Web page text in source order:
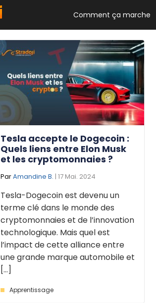
Comment ça marche
Tesla accepte le Dogecoin :
Quels liens entre Elon Musk
et les cryptomonnaies ?
ParAmandine B. | 17 Mai. 2024
Tesla-Dogecoin est devenu un
terme clé dans le monde des
cryptomonnaies et de l’innovation
technologique. Mais quel est
l’impact de cette alliance entre
une grande marque automobile et
[...]
Apprentissage